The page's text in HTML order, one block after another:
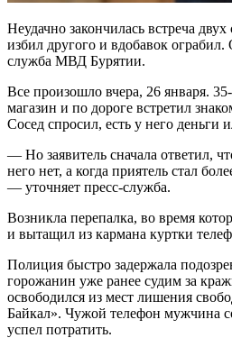
Неудачно закончилась встреча
избил другого и вдобавок
служба МВД Бурятии.
Все произошло вчера, 26 января.
магазин и по дороге встретил
Сосед спросил, есть у него деньги
— Но заявитель сначала ответил,
него нет, а когда приятель стал
— уточняет пресс-служба.
Возникла перепалка, во время
и вытащил из кармана куртки
Полиция быстро задержала
горожанин уже ранее судим за
освободился из мест лишения
Байкал». Чужой телефон мужчина
успел потратить.